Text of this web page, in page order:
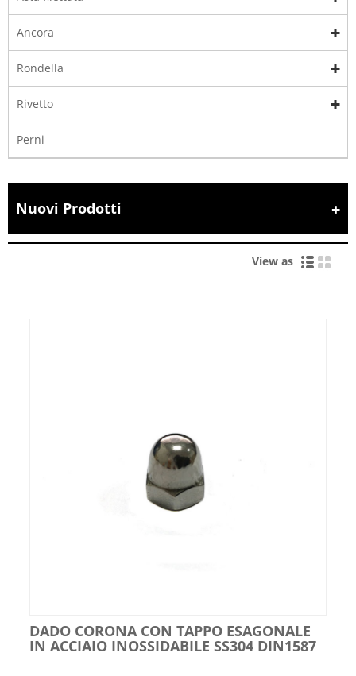
Ancora
Rondella
Rivetto
Perni
Nuovi Prodotti
View as
DADO CORONA CON TAPPO ESAGONALE
IN ACCIAIO INOSSIDABILE SS304 DIN1587